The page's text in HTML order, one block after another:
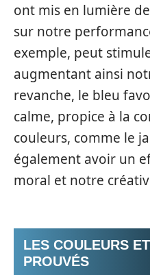
ont mis en lumière
sur notre
exemple, peut
augmentant ainsi
revanche, le bleu
calme, propice à la
couleurs, comme le
également avoir un
moral et notre
LES COULEURS
PROUVÉS